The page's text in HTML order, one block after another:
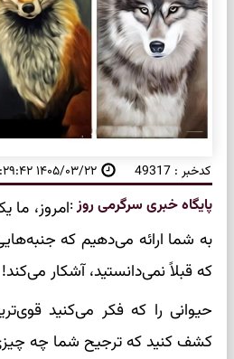
کدخبر : 49317 ۱۴۰۵/۰۳/۲۲ ۱۳:۲۹:۴۲
پایگاه خبری سرگرمی روز:امروز، ما
به شما ارائه می‌دهیم که
که قبلاً نمی‌دانستید، آشکار می‌کند!
حیوانی را که فکر می‌کنید
کشف کنید که ترجیح شما چه